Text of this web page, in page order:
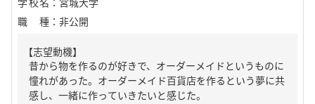
職種 ： 非公開
【志望動機】
昔から物を作るのが好きで、オーダーメイドというものに
憧れがあった。オーダーメイド百貨店を作るという夢に共
感し、一緒に作っていきたいと感じた。